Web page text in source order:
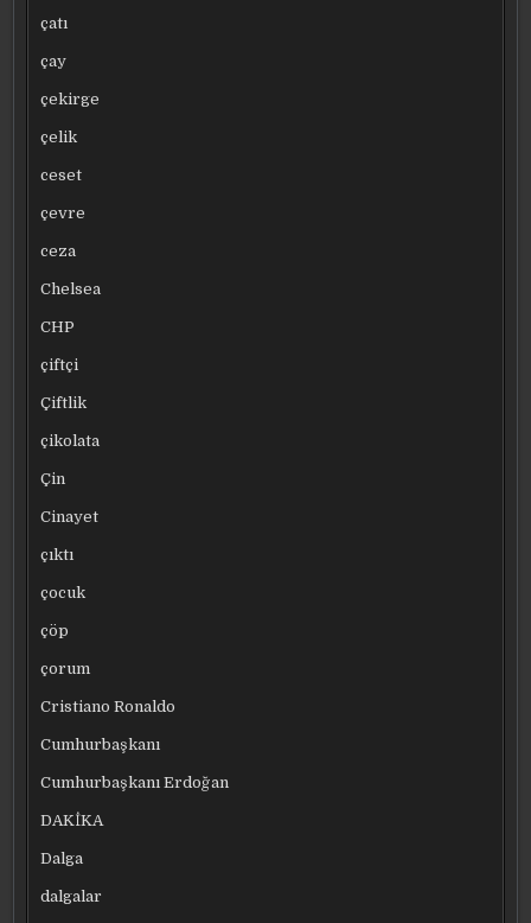
çatı
çay
çekirge
çelik
ceset
çevre
ceza
Chelsea
CHP
çiftçi
Çiftlik
çikolata
Çin
Cinayet
çıktı
çocuk
çöp
çorum
Cristiano Ronaldo
Cumhurbaşkanı
Cumhurbaşkanı Erdoğan
DAKİKA
Dalga
dalgalar